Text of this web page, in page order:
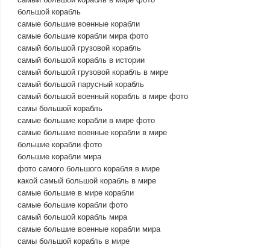
большой корабль
самые большие военные корабли
самые большие корабли мира фото
самый большой грузовой корабль
самый большой корабль в истории
самый большой грузовой корабль в мире
самый большой парусный корабль
самый большой военный корабль в мире фото
самы большой корабль
самые большие корабли в мире фото
самые большие военные корабли в мире
большие корабли фото
большие корабли мира
фото самого большого корабля в мире
какой самый большой корабль в мире
самые большие в мире корабли
самые большие корабли фото
самый большой корабль мира
самые большие военные корабли мира
самы большой корабль в мире